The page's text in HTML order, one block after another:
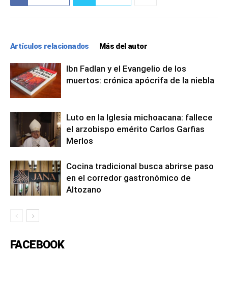
Artículos relacionados Más del autor
Ibn Fadlan y el Evangelio de los
muertos: crónica apócrifa de la niebla
Luto en la Iglesia michoacana: fallece
el arzobispo emérito Carlos Garfias
Merlos
Cocina tradicional busca abrirse paso
en el corredor gastronómico de
Altozano
FACEBOOK